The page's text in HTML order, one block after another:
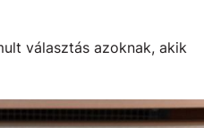
választás azoknak, akik